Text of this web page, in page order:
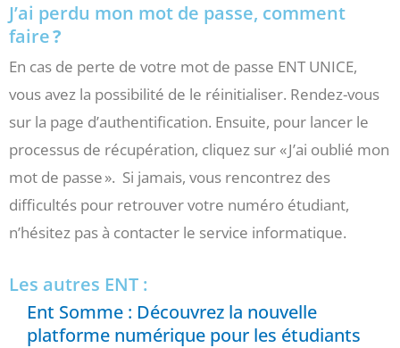
J’ai perdu mon mot de passe, comment
faire?
En cas de perte de votre mot de passe ENT UNICE,
vous avez la possibilité de le réinitialiser. Rendez-vous
sur la page d’authentification. Ensuite, pour lancer le
processus de récupération, cliquez sur « J’ai oublié mon
mot de passe ». Si jamais, vous rencontrez des
difficultés pour retrouver votre numéro étudiant,
n’hésitez pas à contacter le service informatique.
Les autres ENT :
Ent Somme : Découvrez la nouvelle
platforme numérique pour les étudiants